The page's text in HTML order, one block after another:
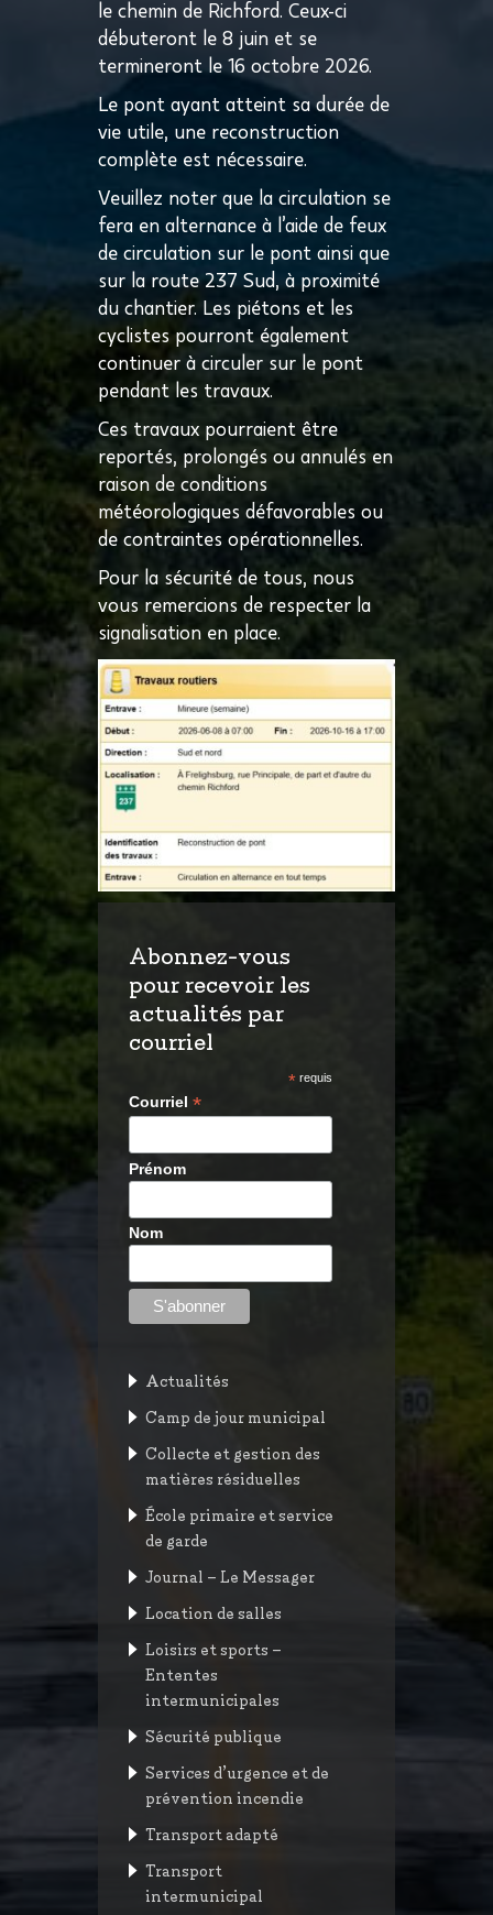
le chemin de Richford. Ceux-ci
débuteront le 8 juin et se
termineront le 16 octobre 2026.
Le pont ayant atteint sa durée de
vie utile, une reconstruction
complète est nécessaire.
Veuillez noter que la circulation se
fera en alternance à l’aide de feux
de circulation sur le pont ainsi que
sur la route 237 Sud, à proximité
du chantier. Les piétons et les
cyclistes pourront également
continuer à circuler sur le pont
pendant les travaux.
Ces travaux pourraient être
reportés, prolongés ou annulés en
raison de conditions
météorologiques défavorables ou
de contraintes opérationnelles.
Pour la sécurité de tous, nous
vous remercions de respecter la
signalisation en place.
Abonnez-vous
pour recevoir les
actualités par
courriel
*requis
Courriel *
Prénom
Nom
Actualités
Camp de jour municipal
Collecte et gestion des
matières résiduelles
École primaire et service
de garde
Journal – Le Messager
Location de salles
Loisirs et sports –
Ententes
intermunicipales
Sécurité publique
Services d’urgence et de
prévention incendie
Transport adapté
Transport
intermunicipal